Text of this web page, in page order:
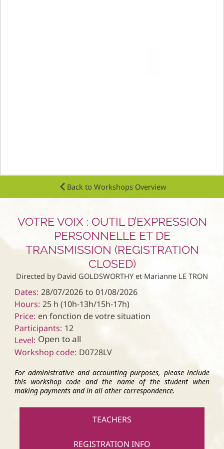
Back to Workshops Overview
VOTRE VOIX : OUTIL D’EXPRESSION
PERSONNELLE ET DE
TRANSMISSION (REGISTRATION
CLOSED)
Directed by David GOLDSWORTHY et Marianne LE TRON
Dates: 28/07/2026 to 01/08/2026
Hours: 25 h (10h-13h/15h-17h)
Price: en fonction de votre situation
Participants: 12
Level: Open to all
Workshop code: D0728LV
For administrative and accounting purposes, please include
this workshop code and the name of the student when
making payments and in all other correspondence.
TEACHERS
REGISTRATION INFO